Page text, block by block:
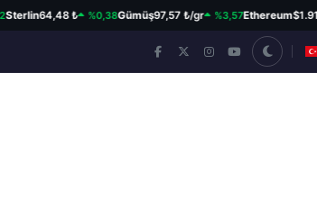
64,48 ₺ %0,38Gümüş97,57 ₺/gr %3,57Ethereum$1.919,89